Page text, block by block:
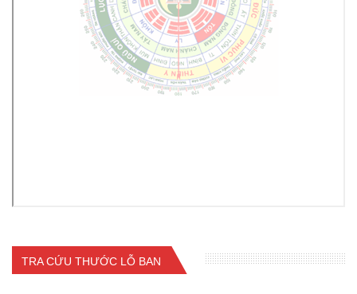
TRA CỨU THƯỚC LỖ BAN